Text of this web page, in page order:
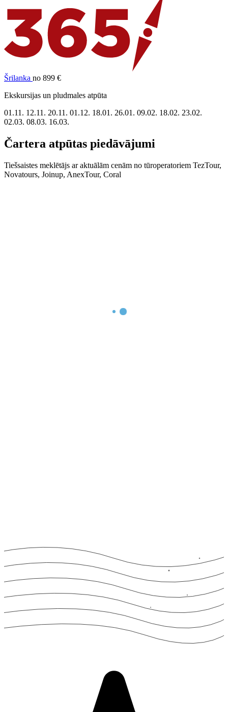
Šrilanka no 899 €
Ekskursijas un pludmales atpūta
01.11. 12.11. 20.11. 01.12. 18.01. 26.01. 09.02. 18.02. 23.02.
02.03. 08.03. 16.03.
Čartera atpūtas piedāvājumi
Tiešsaistes meklētājs ar aktuālām cenām no tūroperatoriem TezTour,
Novatours, Joinup, AnexTour, Coral